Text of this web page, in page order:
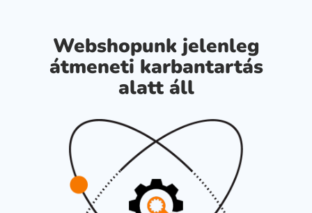
Webshopunk jelenleg
átmeneti karbantartás
alatt áll